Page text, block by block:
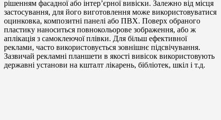
рішенням фасадної або інтер’єрної вивіски. Залежно від місця
застосування, для його виготовлення може використовуватися
оцинковка, композитні панелі або ПВХ. Поверх обраного
пластику наноситься повнокольорове зображення, або ж
аплікація з самоклеючої плівки. Для більш ефективної
реклами, часто використовується зовнішнє підсвічування.
Зазвичай рекламні планшети в якості вивісок використовують
державні установи на кшталт лікарень, бібліотек, шкіл і т.д.